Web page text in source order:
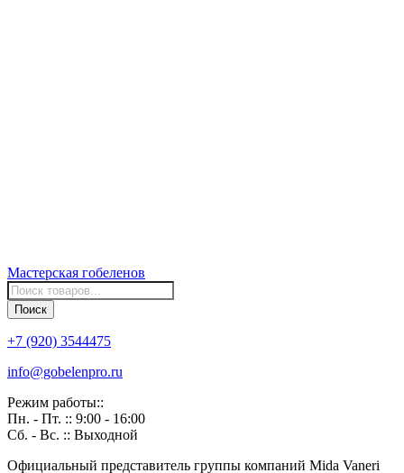
Мастерская гобеленов
Поиск
товаров
Поиск
+7 (920) 3544475
info@gobelenpro.ru
Режим работы::
Пн. - Пт. :: 9:00 - 16:00
Сб. - Вс. :: Выходной
Официальный представитель группы компаний Mida Vaneri